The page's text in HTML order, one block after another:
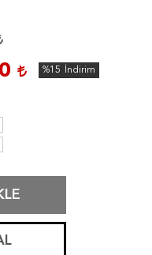
%15 İndirim